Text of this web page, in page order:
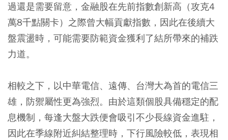
過還是需要留意，金融股在先前指數創新高（攻克4
萬8千點關卡）之際曾大幅貢獻指數，因此在後續大
盤震盪時，可能需要防範資金獲利了結所帶來的補跌
力道。
相較之下，以中華電信、遠傳、台灣大為首的電信三
雄，防禦屬性更為強烈。由於這類個股具備穩定的配
息機制，每逢大盤大跌便會吸引不少長線資金進駐，
因此在季線附近糾結整理時，下行風險較低，表現相